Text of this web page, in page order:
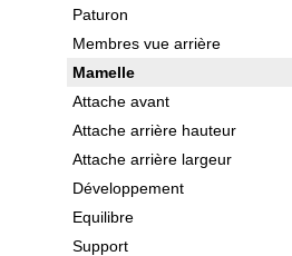
Paturon
Membres vue arrière
Mamelle
Attache avant
Attache arrière hauteur
Attache arrière largeur
Développement
Equilibre
Support